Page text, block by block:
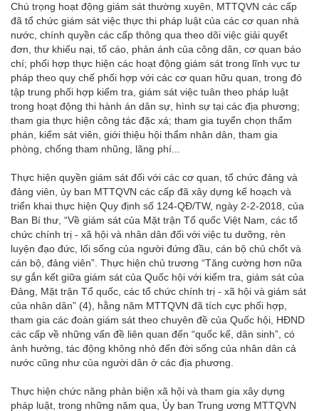
Chú trọng hoạt động giám sát thường xuyên, MTTQVN các cấp
đã tổ chức giám sát việc thực thi pháp luật của các cơ quan nhà
nước, chính quyền các cấp thông qua theo dõi việc giải quyết
đơn, thư khiếu nại, tố cáo, phản ánh của công dân, cơ quan báo
chí; phối hợp thực hiện các hoạt động giám sát trong lĩnh vực tư
pháp theo quy chế phối hợp với các cơ quan hữu quan, trong đó
tập trung phối hợp kiểm tra, giám sát việc tuân theo pháp luật
trong hoạt động thi hành án dân sự, hình sự tại các địa phương;
tham gia thực hiện công tác đặc xá; tham gia tuyển chọn thẩm
phán, kiểm sát viên, giới thiệu hội thẩm nhân dân, tham gia
phòng, chống tham nhũng, lãng phí...
Thực hiện quyền giám sát đối với các cơ quan, tổ chức đảng và
đảng viên, ủy ban MTTQVN các cấp đã xây dựng kế hoạch và
triển khai thực hiện Quy định số 124-QĐ/TW, ngày 2-2-2018, của
Ban Bí thư, “Về giám sát của Mặt trận Tổ quốc Việt Nam, các tổ
chức chính trị - xã hội và nhân dân đối với việc tu dưỡng, rèn
luyện đạo đức, lối sống của người đứng đầu, cán bộ chủ chốt và
cán bộ, đảng viên”. Thực hiện chủ trương “Tăng cường hơn nữa
sự gắn kết giữa giám sát của Quốc hội với kiểm tra, giám sát của
Đảng, Mặt trận Tổ quốc, các tổ chức chính trị - xã hội và giám sát
của nhân dân” (4), hằng năm MTTQVN đã tích cực phối hợp,
tham gia các đoàn giám sát theo chuyên đề của Quốc hội, HĐND
các cấp về những vấn đề liên quan đến “quốc kế, dân sinh”, có
ảnh hưởng, tác động không nhỏ đến đời sống của nhân dân cả
nước cũng như của người dân ở các địa phương.
Thực hiện chức năng phản biện xã hội và tham gia xây dựng
pháp luật, trong những năm qua, Ủy ban Trung ương MTTQVN